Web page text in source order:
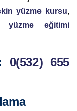
yüzme kursu,
yüzme eğitimi
0(532) 655